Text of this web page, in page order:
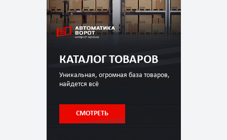
КАТАЛОГ ТОВАРОВ
Уникальная, огромная база товаров,
найдется всё
СМОТРЕТЬ